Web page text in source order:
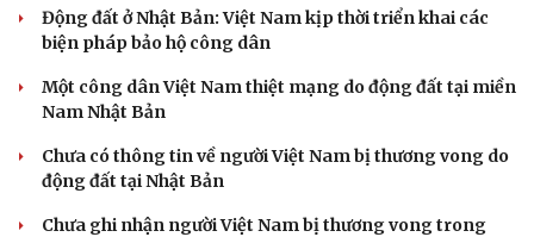
Pháp luật
Vụ án
Tin nóng
Vũ khí
Động đất ở Nhật Bản: Việt Nam kịp thời triển khai các
biện pháp bảo hộ công dân
Một công dân Việt Nam thiệt mạng do động đất tại miền
Nam Nhật Bản
Chưa có thông tin về người Việt Nam bị thương vong do
động đất tại Nhật Bản
Chưa ghi nhận người Việt Nam bị thương vong trong